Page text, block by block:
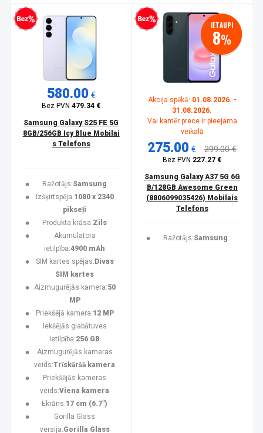
kredīts
580.00 €
Bez PVN479.34 €
Samsung Galaxy S25 FE 5G
8GB/256GB Icy Blue Mobilai
s Telefons
Ražotājs:Samsung
Izšķirtspēja:1080 x 2340
pikseļi
Produkta krāsa:Zils
Akumulatora
ietilpība:4900 mAh
SIM kartes spējas: Divas
SIM kartes
Aizmugurējās kamera:50
MP
Priekšējā kamera:12 MP
Iekšējās glabātuves
ietilpība:256 GB
Aizmugurējās kameras
veids:Trīskāršā kamera
Priekšējās kameras
veids:Viena kamera
Ekrāns:17 cm (6.7")
Gorilla Glass
versija:Gorilla Glass
Bezprocentu kredīts IETAUPI
8%
Akcija spēkā: 01.08.2026. -
31.08.2026.
Vai kamēr prece ir pieejama
veikalā
275.00 € 299.00 €
Bez PVN 227.27 €
Samsung Galaxy A37 5G 6G
B/128GB Awesome Green
(8806099035426) Mobilais
Telefons
Ražotājs:Samsung